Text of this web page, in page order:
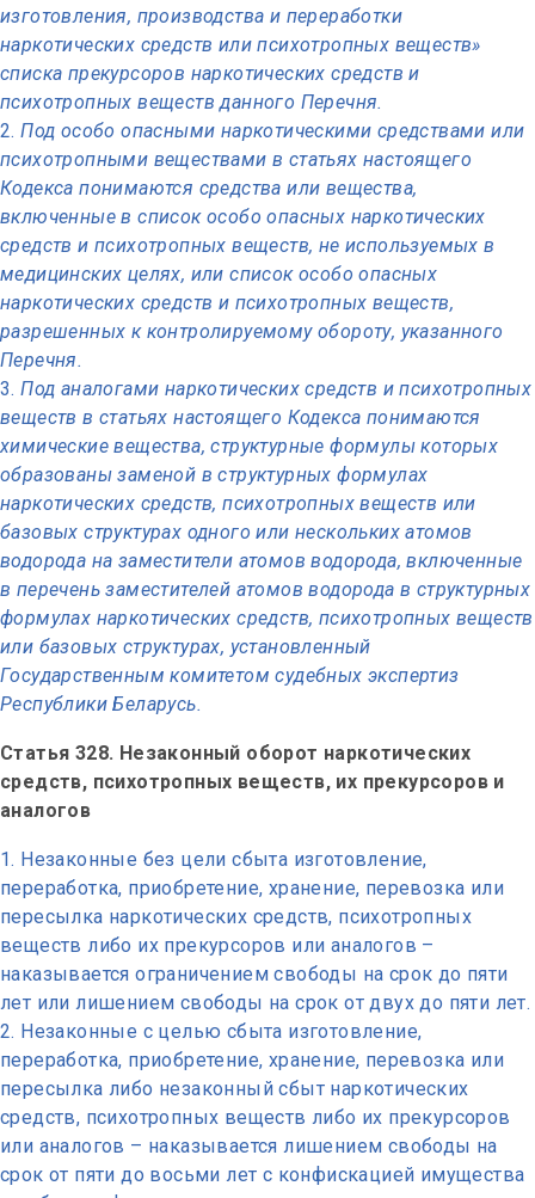
изготовления, производства и переработки
наркотических средств или психотропных веществ»
списка прекурсоров наркотических средств и
психотропных веществ данного Перечня.
Под особо опасными наркотическими средствами или
психотропными веществами в статьях настоящего
Кодекса понимаются средства или вещества,
включенные в список особо опасных наркотических
средств и психотропных веществ, не используемых в
медицинских целях, или список особо опасных
наркотических средств и психотропных веществ,
разрешенных к контролируемому обороту, указанного
Перечня.
Под аналогами наркотических средств и психотропных
веществ в статьях настоящего Кодекса понимаются
химические вещества, структурные формулы которых
образованы заменой в структурных формулах
наркотических средств, психотропных веществ или
базовых структурах одного или нескольких атомов
водорода на заместители атомов водорода, включенные
в перечень заместителей атомов водорода в структурных
формулах наркотических средств, психотропных веществ
или базовых структурах, установленный
Государственным комитетом судебных экспертиз
Республики Беларусь.
Статья 328. Незаконный оборот наркотических
средств, психотропных веществ, их прекурсоров и
аналогов
Незаконные без цели сбыта изготовление,
переработка, приобретение, хранение, перевозка или
пересылка наркотических средств, психотропных
веществ либо их прекурсоров или аналогов –
наказывается ограничением свободы на срок до пяти
лет или лишением свободы на срок от двух до пяти лет.
Незаконные с целью сбыта изготовление,
переработка, приобретение, хранение, перевозка или
пересылка либо незаконный сбыт наркотических
средств, психотропных веществ либо их прекурсоров
или аналогов – наказывается лишением свободы на
срок от пяти до восьми лет с конфискацией имущества